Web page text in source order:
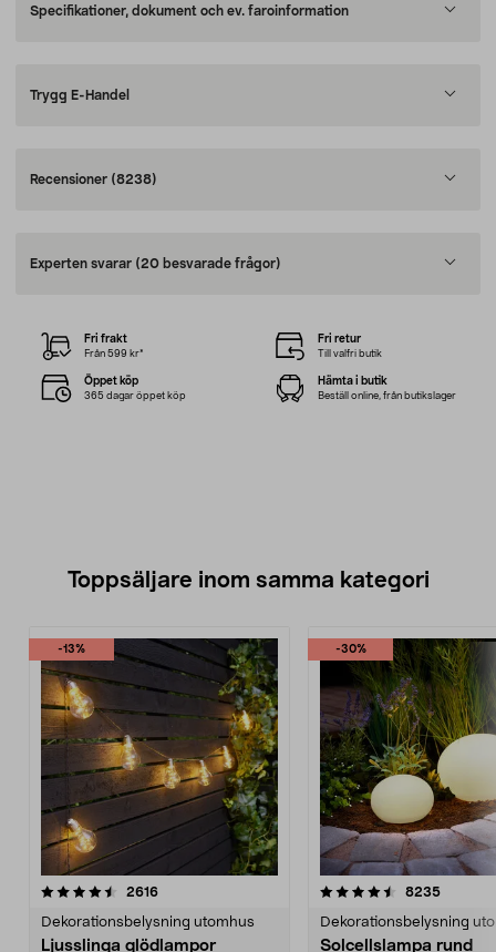
Specifikationer, dokument och ev. faroinformation
Trygg E-Handel
Recensioner (8238)
Experten svarar (20 besvarade frågor)
Fri frakt
Från 599 kr*
Fri retur
Till valfri butik
Öppet köp
365 dagar öppet köp
Hämta i butik
Beställ online, från butikslager
Toppsäljare inom samma kategori
-13%
2616recensioner
Dekorationsbelysning utomhus
Ljusslinga glödlampor
-30%
4.5 av 5 stjärnor 8235
Dekorationsbelysning
Solcellslampa rund
4.5 av 5 stjärnor